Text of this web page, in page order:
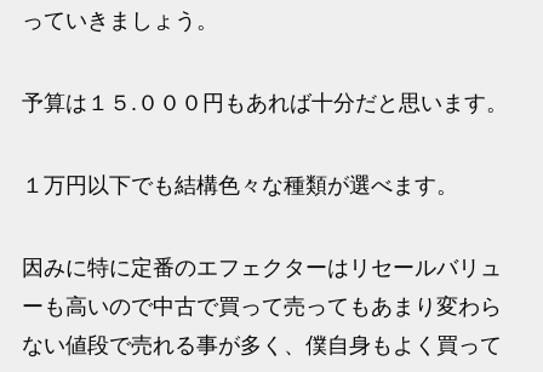
っていきましょう。
予算は１５.０００円もあれば十分だと思います。
１万円以下でも結構色々な種類が選べます。
因みに特に定番のエフェクターはリセールバリュ
ーも高いので中古で買って売ってもあまり変わら
ない値段で売れる事が多く、僕自身もよく買って